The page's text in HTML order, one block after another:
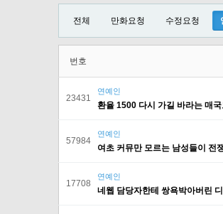
전체 만화요청 수정요청
번호
23431
연예인
환율 1500 다시 가길 바라는 매
57984
연예인
여초 커뮤만 모르는 남성들이 전
17708
연예인
네웹 담당자한테 쌍욕박아버린